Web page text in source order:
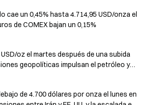
cae un 0,45% hasta 4.714,95 USD/onza el
de COMEX bajan un 0,15%
oz el martes después de una subida
geopolíticas impulsan el petróleo y
de 4.700 dólares por onza el lunes en